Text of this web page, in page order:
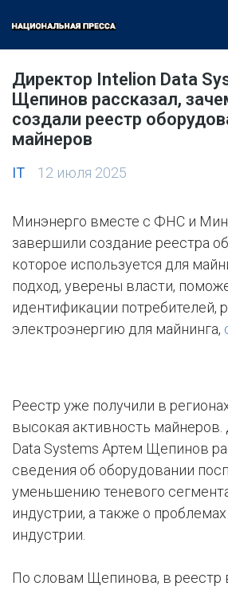
ОБЩЕСТВО ПОЛИТИКА
Директор Intelion Data
Щепинов рассказал,
создали реестр
майнеров
IT 12 июля 2025
Минэнерго вместе с ФНС и
завершили создание реестра
которое используется для
подход, уверены власти,
идентификации потребителей,
электроэнергию для майнинга,
Реестр уже получили в
высокая активность майнеров.
Data Systems Артем Щепинов
сведения об оборудовании
уменьшению теневого
индустрии, а также о
индустрии.
По словам Щепинова, в реестр